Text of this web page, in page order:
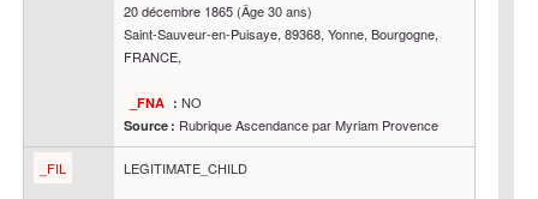
20 décembre 1865 (Âge 30 ans)
Saint-Sauveur-en-Puisaye, 89368, Yonne, Bourgogne,
FRANCE,
_FNA : NO
Source : Rubrique Ascendance par Myriam Provence
_FIL LEGITIMATE_CHILD